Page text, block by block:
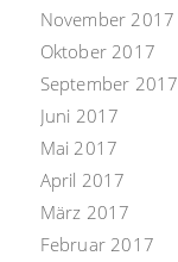
November 2017
Oktober 2017
September 2017
Juni 2017
Mai 2017
April 2017
März 2017
Februar 2017